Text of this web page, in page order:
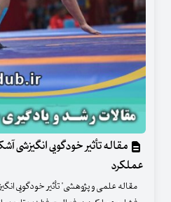
مقاله تأثیر خودگویی انگیزشی
عملکرد
مقاله علمی و پژوهشی" تأثیر خودگویی